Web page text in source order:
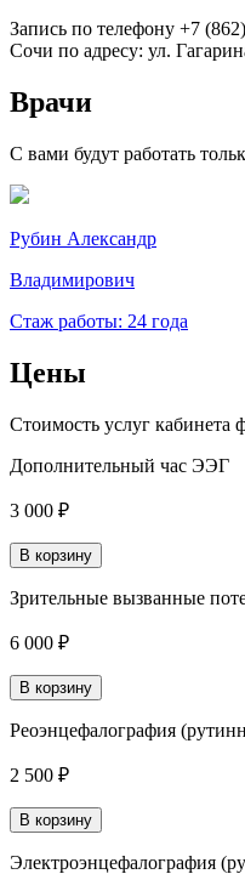
Запись по телефону +7
Сочи по адресу: ул.
Врачи
С вами будут работать
Рубин Александр
Владимирович
Стаж работы: 24 года
Цены
Стоимость услуг кабинета
Дополнительный час ЭЭГ
3 000 ₽
В корзину
Зрительные вызванные
6 000 ₽
В корзину
Реоэнцефалография
2 500 ₽
В корзину
Электроэнцефалография